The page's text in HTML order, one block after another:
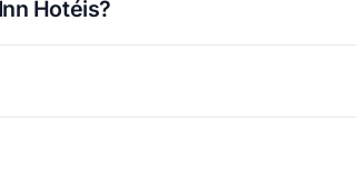
Hotéis?